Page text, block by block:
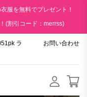
服を無料でプレゼント！
(割引コード：merrss)
ラ
お問い合わせ